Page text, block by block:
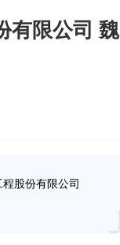
有限公司 魏
股份有限公司